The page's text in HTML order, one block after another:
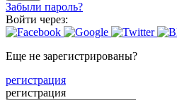
Забыли пароль?
Войти через:
Еще не зарегистрированы?
регистрация
регистрация